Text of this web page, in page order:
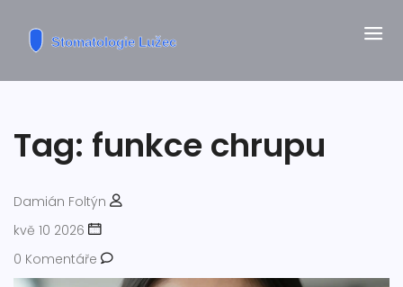
Tag: funkce chrupu
Damián Foltýn
kvě 10 2026
0 Komentáře